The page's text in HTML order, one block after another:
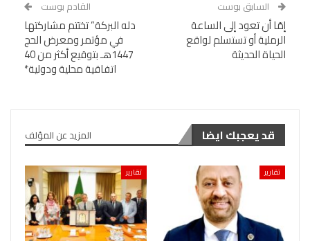
السابق بوست
إمّا أن تعود إلى الساعة
الرملية أو تستسلم لواقع
الحياة الحديثة
القادم بوست
دله البركة” تختتم مشاركتها
في مؤتمر ومعرض الحج
1447هـ بتوقيع أكثر من 40
اتفاقية محلية ودولية*
قد يعجبك ايضا المزيد عن المؤلف
تقارير تقارير